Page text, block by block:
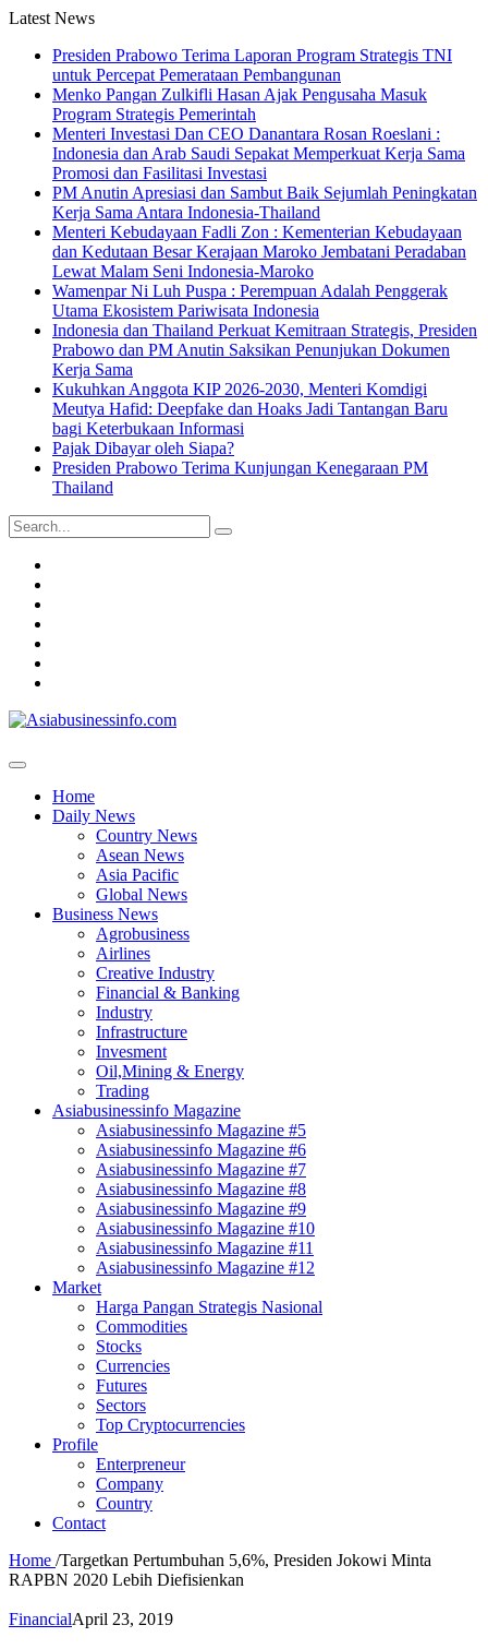
Latest News
Presiden Prabowo Terima Laporan Program Strategis TNI
untuk Percepat Pemerataan Pembangunan
Menko Pangan Zulkifli Hasan Ajak Pengusaha Masuk
Program Strategis Pemerintah
Menteri Investasi Dan CEO Danantara Rosan Roeslani :
Indonesia dan Arab Saudi Sepakat Memperkuat Kerja Sama
Promosi dan Fasilitasi Investasi
PM Anutin Apresiasi dan Sambut Baik Sejumlah Peningkatan
Kerja Sama Antara Indonesia-Thailand
Menteri Kebudayaan Fadli Zon : Kementerian Kebudayaan
dan Kedutaan Besar Kerajaan Maroko Jembatani Peradaban
Lewat Malam Seni Indonesia-Maroko
Wamenpar Ni Luh Puspa : Perempuan Adalah Penggerak
Utama Ekosistem Pariwisata Indonesia
Indonesia dan Thailand Perkuat Kemitraan Strategis, Presiden
Prabowo dan PM Anutin Saksikan Penunjukan Dokumen
Kerja Sama
Kukuhkan Anggota KIP 2026-2030, Menteri Komdigi
Meutya Hafid: Deepfake dan Hoaks Jadi Tantangan Baru
bagi Keterbukaan Informasi
Pajak Dibayar oleh Siapa?
Presiden Prabowo Terima Kunjungan Kenegaraan PM
Thailand
Search
for:
Home
Daily News
Country News
Asean News
Asia Pacific
Global News
Business News
Agrobusiness
Airlines
Creative Industry
Financial & Banking
Industry
Infrastructure
Invesment
Oil,Mining & Energy
Trading
Asiabusinessinfo Magazine
Asiabusinessinfo Magazine #5
Asiabusinessinfo Magazine #6
Asiabusinessinfo Magazine #7
Asiabusinessinfo Magazine #8
Asiabusinessinfo Magazine #9
Asiabusinessinfo Magazine #10
Asiabusinessinfo Magazine #11
Asiabusinessinfo Magazine #12
Market
Harga Pangan Strategis Nasional
Commodities
Stocks
Currencies
Futures
Sectors
Top Cryptocurrencies
Profile
Enterpreneur
Company
Country
Contact
Home /Targetkan Pertumbuhan 5,6%, Presiden Jokowi Minta
RAPBN 2020 Lebih Diefisienkan
FinancialApril 23, 2019